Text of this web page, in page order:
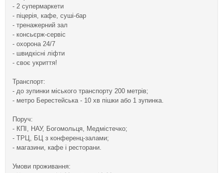
- 2 супермаркети
- піцерія, кафе, суші-бар
- тренажерний зал
- консьєрж-сервіс
- охорона 24/7
- швидкісні ліфти
- своє укриття!
Транспорт:
- до зупинки міського транспорту 200 метрів;
- метро Берестейська - 10 хв пішки або 1 зупинка.
Поруч:
- КПІ, НАУ, Богомольця, Медмістечко;
- ТРЦ, БЦ з конференц-залами;
- магазини, кафе і ресторани.
Умови проживання: